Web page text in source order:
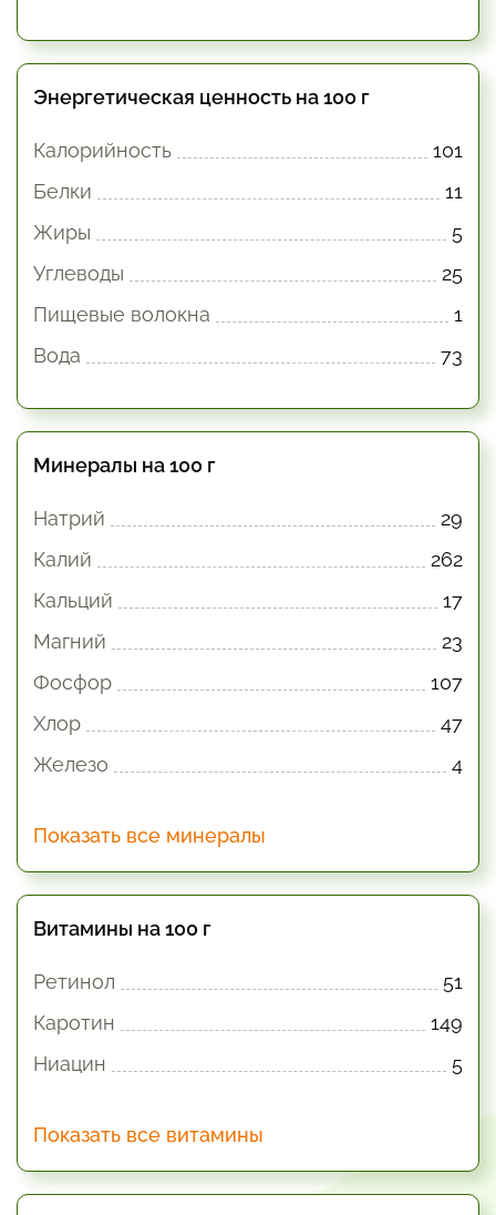
Энергетическая ценность на 100 г
Калорийность
101
Белки
11
Жиры
5
Углеводы
25
Пищевые волокна
1
Вода
73
Минералы на 100 г
Натрий
29
Калий
262
Кальций
17
Магний
23
Фосфор
107
Хлор
47
Железо
4
Показать все минералы
Витамины на 100 г
Ретинол
51
Каротин
149
Ниацин
5
Показать все витамины